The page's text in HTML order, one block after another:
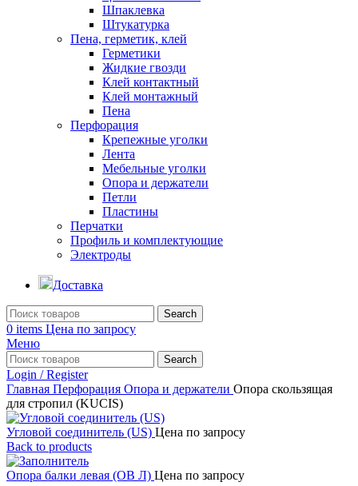
Шпаклевка
Штукатурка
Пена, герметик, клей
Герметики
Жидкие гвозди
Клей контактный
Клей монтажный
Пена
Перфорация
Крепежные уголки
Лента
Мебельные уголки
Опора и держатели
Петли
Пластины
Перчатки
Профиль и комплектующие
Электроды
Доставка
Search
0 items Цена по запросу
Меню
Search
Login / Register
Главная Перфорация Опора и держатели Опора скользящая
для стропил (KUCIS)
Угловой соединитель (US) Цена по запросу
Back to products
Опора балки левая (OB Л) Цена по запросу